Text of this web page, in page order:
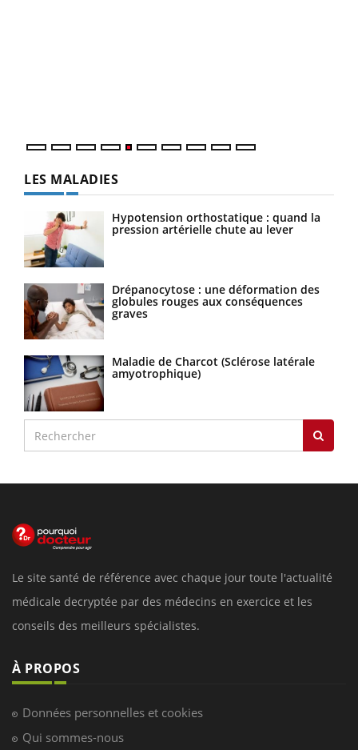
LES MALADIES
Hypotension orthostatique : quand la
pression artérielle chute au lever
Drépanocytose : une déformation des
globules rouges aux conséquences
graves
Maladie de Charcot (Sclérose latérale
amyotrophique)
Le site santé de référence avec chaque jour toute l'actualité
médicale decryptée par des médecins en exercice et les
conseils des meilleurs spécialistes.
À PROPOS
Données personnelles et cookies
Qui sommes-nous